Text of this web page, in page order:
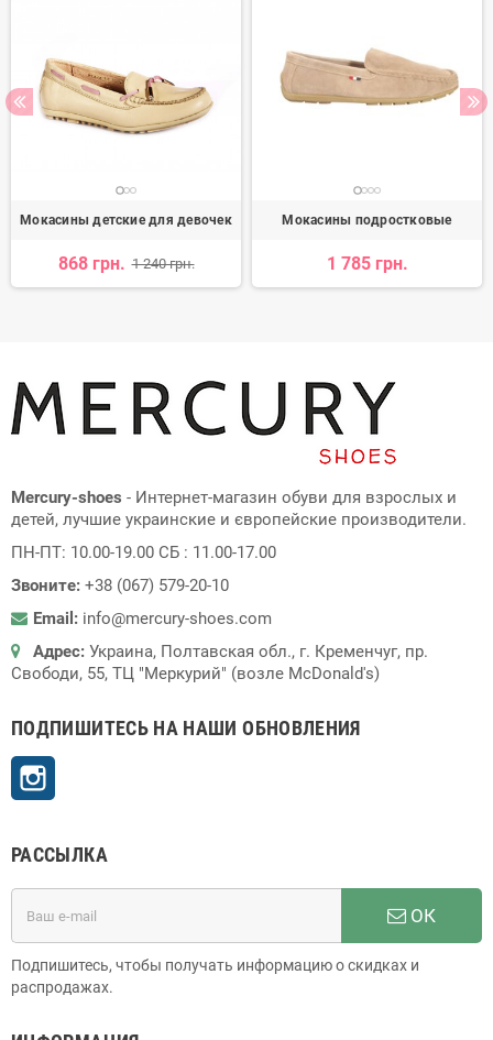
Мокасины детские для девочек
868 грн. 1 240 грн.
Мокасины подростковые
1 785 грн.
Mercury-shoes - Интернет-магазин обуви для взрослых и
детей, лучшие украинские и європейские производители.
ПН-ПТ: 10.00-19.00 СБ : 11.00-17.00
Звоните: +38 (067) 579-20-10
Email: info@mercury-shoes.com
Адрес: Украина, Полтавская обл., г. Кременчуг, пр.
Свободи, 55, ТЦ "Меркурий" (возле McDonald's)
ПОДПИШИТЕСЬ НА НАШИ ОБНОВЛЕНИЯ
РАССЫЛКА
ОК
Подпишитесь, чтобы получать информацию о скидках и
распродажах.